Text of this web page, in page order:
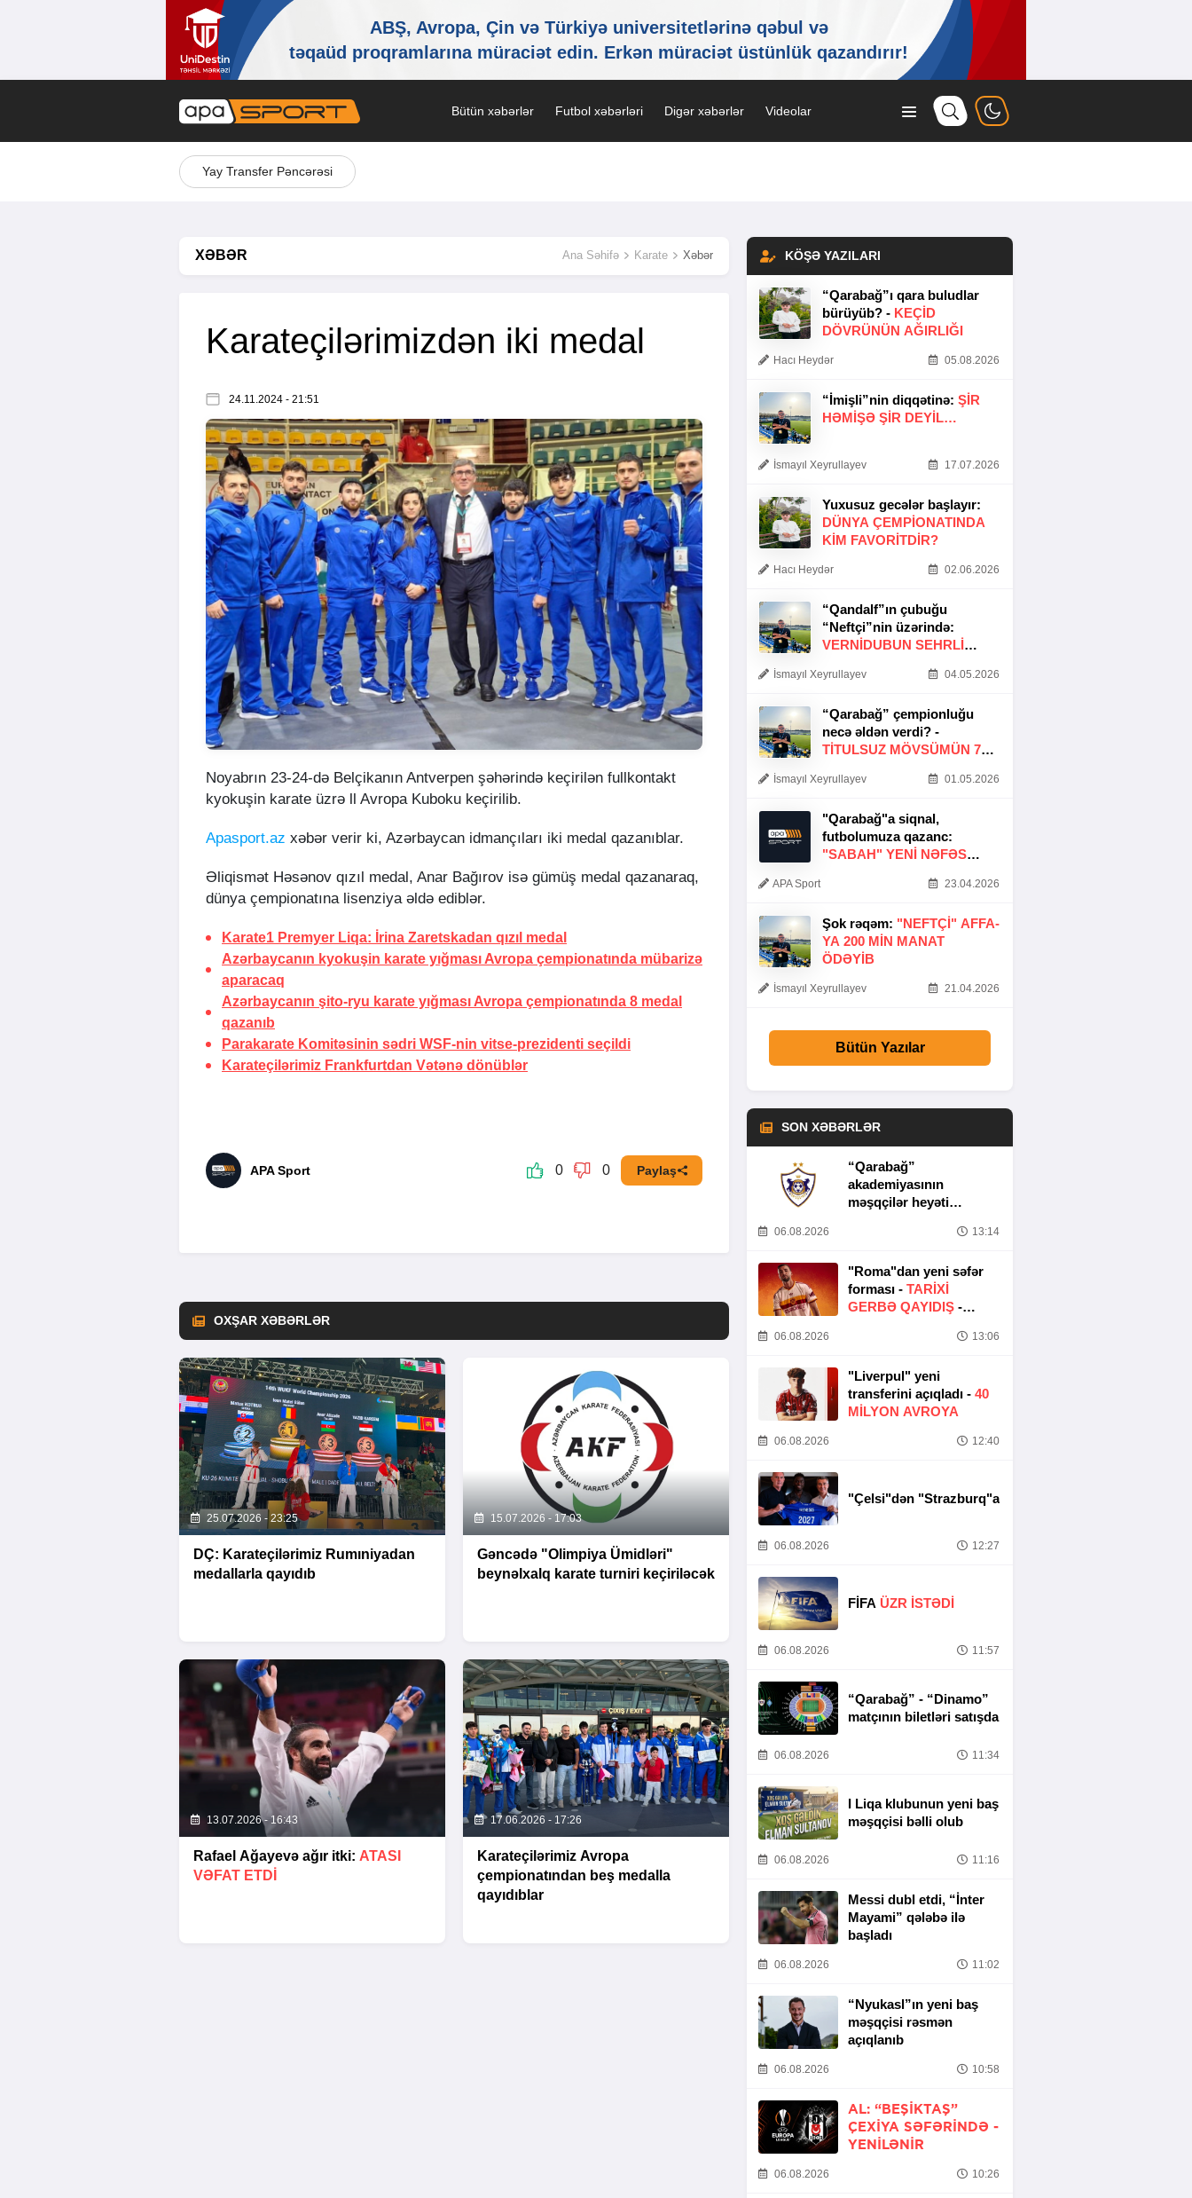
Bütün xəbərlər Futbol xəbərləri Digər xəbərlər Videolar
Yay Transfer Pəncərəsi
XƏBƏR Ana Səhifə Karate Xəbər
Karateçilərimizdən iki medal
24.11.2024 - 21:51
Noyabrın 23-24-də Belçikanın Antverpen şəhərində keçirilən fullkontakt
kyokuşin karate üzrə ll Avropa Kuboku keçirilib.
Apasport.az xəbər verir ki, Azərbaycan idmançıları iki medal qazanıblar.
Əliqismət Həsənov qızıl medal, Anar Bağırov isə gümüş medal qazanaraq,
dünya çempionatına lisenziya əldə ediblər.
Karate1 Premyer Liqa: İrina Zaretskadan qızıl medal
Azərbaycanın kyokuşin karate yığması Avropa çempionatında mübarizə
aparacaq
Azərbaycanın şito-ryu karate yığması Avropa çempionatında 8 medal
qazanıb
Parakarate Komitəsinin sədri WSF-nin vitse-prezidenti seçildi
Karateçilərimiz Frankfurtdan Vətənə dönüblər
APA Sport 0 0 Paylaş
OXŞAR XƏBƏRLƏR
25.07.2026 - 23:25
DÇ: Karateçilərimiz Rumıniyadan
medallarla qayıdıb
15.07.2026 - 17:03
Gəncədə "Olimpiya Ümidləri"
beynəlxalq karate turniri keçiriləcək
13.07.2026 - 16:43
Rafael Ağayevə ağır itki: ATASI
VƏFAT ETDI
17.06.2026 - 17:26
Karateçilərimiz Avropa
çempionatından beş medalla
qayıdıblar
KÖŞƏ YAZILARI
“Qarabağ”ı qara buludlar
bürüyüb? - KEÇID
DÖVRÜNÜN AĞIRLIĞI
Hacı Heydər 05.08.2026
“İmişli”nin diqqətinə: ŞIR
HƏMIŞƏ ŞIR DEYIL…
İsmayıl Xeyrullayev 17.07.2026
Yuxusuz gecələr başlayır:
DÜNYA ÇEMPIONATINDA
KIM FAVORITDIR?
Hacı Heydər 02.06.2026
“Qandalf”ın çubuğu
“Neftçi”nin üzərində:
VERNİDUBUN SEHRLİ
İsmayıl Xeyrullayev 04.05.2026
“Qarabağ” çempionluğu
necə əldən verdi? -
TITULSUZ MÖVSÜMÜN 7
İsmayıl Xeyrullayev 01.05.2026
"Qarabağ"a siqnal,
futbolumuza qazanc:
"SABAH" YENI NƏFƏS
APA Sport 23.04.2026
Şok rəqəm: "NEFTÇI" AFFA-
YA 200 MIN MANAT
ÖDƏYIB
İsmayıl Xeyrullayev 21.04.2026
Bütün Yazılar
SON XƏBƏRLƏR
“Qarabağ”
akademiyasının
məşqçilər heyəti
06.08.2026 13:14
"Roma"dan yeni səfər
forması - TARIXI
GERBƏ QAYIDIŞ -
06.08.2026 13:06
"Liverpul" yeni
transferini açıqladı - 40
MILYON AVROYA
06.08.2026 12:40
"Çelsi"dən "Strazburq"a
06.08.2026 12:27
FİFA ÜZR İSTƏDİ
06.08.2026 11:57
“Qarabağ” - “Dinamo”
matçının biletləri satışda
06.08.2026 11:34
I Liqa klubunun yeni baş
məşqçisi bəlli olub
06.08.2026 11:16
Messi dubl etdi, “İnter
Mayami” qələbə ilə
başladı
06.08.2026 11:02
“Nyukasl”ın yeni baş
məşqçisi rəsmən
açıqlanıb
06.08.2026 10:58
AL: “BEŞIKTAŞ”
ÇEXIYA SƏFƏRINDƏ -
YENİLƏNİR
06.08.2026 10:26